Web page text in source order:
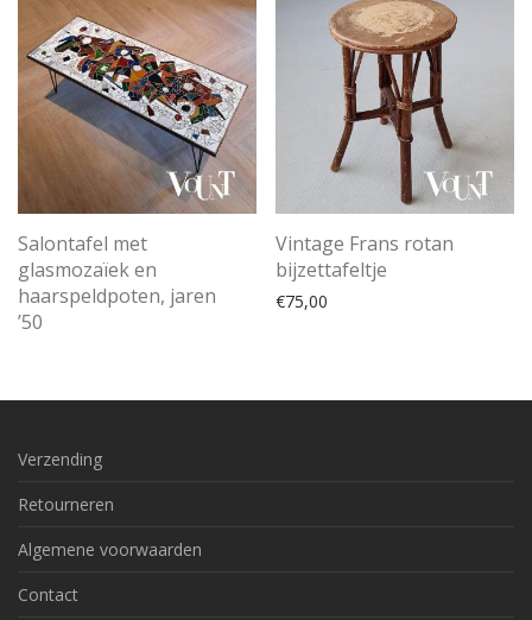
Salontafel met
glasmozaïek en
haarspeldpoten, jaren
’50
Vintage Frans rotan
bijzettafeltje
€75,00
Verzending
Retourneren
Algemene voorwaarden
Contact